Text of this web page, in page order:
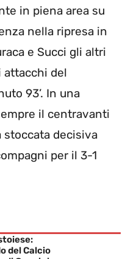
in piena area su
nella ripresa in
e Succi gli altri
attacchi del
93’. In una
il centravanti
stoccata decisiva
per il 3-1
del Calcio